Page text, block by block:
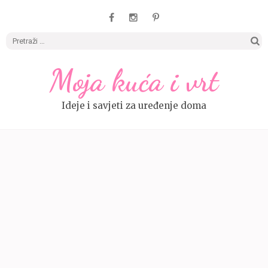
Moja kuća i vrt
Ideje i savjeti za uređenje doma